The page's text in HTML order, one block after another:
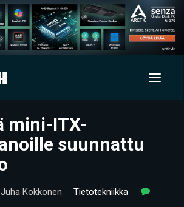
mini-ITX-
suunnattu
Juha Kokkonen
Tietotekniikka